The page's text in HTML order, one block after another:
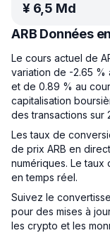
¥ 6,5 Md
ARB Données
Le cours actuel de
variation de -2.65 %
et de 0.89 % au
capitalisation
des transactions sur
Les taux de
de prix ARB en
numériques. Le taux
en temps réel.
Suivez le
pour des mises à
les crypto et les